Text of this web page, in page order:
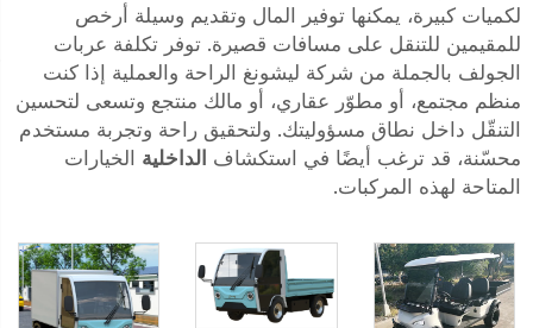
لكميات كبيرة، يمكنها توفير المال وتقديم وسيلة أرخص
للمقيمين للتنقل على مسافات قصيرة. توفر تكلفة عربات
الجولف بالجملة من شركة ليشونغ الراحة والعملية إذا كنت
منظم مجتمع، أو مطوّر عقاري، أو مالك منتجع وتسعى لتحسين
التنقّل داخل نطاق مسؤوليتك. ولتحقيق راحة وتجربة مستخدم
محسّنة، قد ترغب أيضًا في استكشاف الداخلية الخيارات
المتاحة لهذه المركبات.